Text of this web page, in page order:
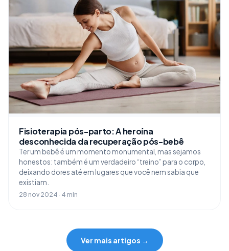
Fisioterapia pós-parto: A heroína
desconhecida da recuperação pós-bebê
Ter um bebê é um momento monumental, mas sejamos
honestos: também é um verdadeiro “treino” para o corpo,
deixando dores até em lugares que você nem sabia que
existiam.
28 nov 2024 · 4 min
Ver mais artigos →